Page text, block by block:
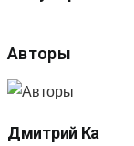
Авторы
Дмитрий Ка